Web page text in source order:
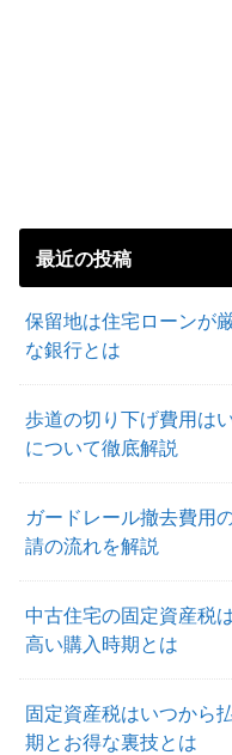
最近の投稿
保留地は住宅ローンが
な銀行とは
歩道の切り下げ費用は
について徹底解説
ガードレール撤去費用
請の流れを解説
中古住宅の固定資産税
高い購入時期とは
固定資産税はいつから
期とお得な裏技とは